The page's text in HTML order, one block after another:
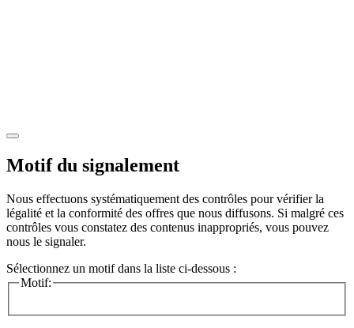
Motif du signalement
Nous effectuons systématiquement des contrôles pour vérifier la
légalité et la conformité des offres que nous diffusons. Si malgré ces
contrôles vous constatez des contenus inappropriés, vous pouvez
nous le signaler.
Sélectionnez un motif dans la liste ci-dessous :
Motif: